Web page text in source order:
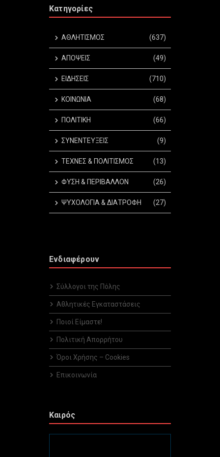
Κατηγορίες
ΑΘΛΗΤΙΣΜΟΣ (637)
ΑΠΟΨΕΙΣ (49)
ΕΙΔΗΣΕΙΣ (710)
ΚΟΙΝΩΝΙΑ (68)
ΠΟΛΙΤΙΚΗ (66)
ΣΥΝΕΝΤΕΥΞΕΙΣ (9)
ΤΕΧΝΕΣ & ΠΟΛΙΤΙΣΜΟΣ (13)
ΦΥΣΗ & ΠΕΡΙΒΑΛΛΟΝ (26)
ΨΥΧΟΛΟΓΙΑ & ΔΙΑΤΡΟΦΗ (27)
Ενδιαφέρουν
Σύλλογοι της Πόλης
Αθλητικές Εγκαταστάσεις
Ποιοί Είμαστε!
Πολιτική Απορρήτου
Όροι Χρήσης – Cookies
Επικοινωνία
Καιρός